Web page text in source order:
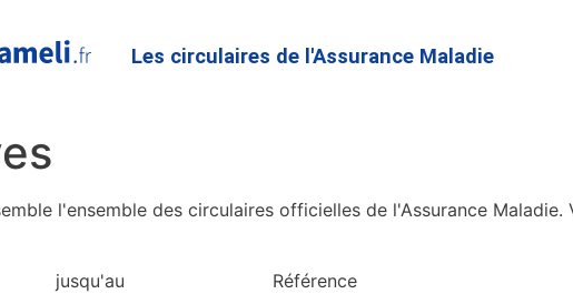
au
contenu
Les circulaires de l'Assurance Maladie
l'ensemble des circulaires officielles de l'Assurance
jusqu'au Référence